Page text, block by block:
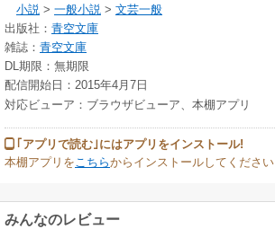
小説 > 一般小説 > 文芸一般
出版社： 青空文庫
雑誌： 青空文庫
DL期限：無期限
配信開始日：2015年4月7日
対応ビューア：ブラウザビューア、本棚アプリ
｢アプリで読む｣にはアプリをインストール!
本棚アプリをこちらからインストールしてください
みんなのレビュー